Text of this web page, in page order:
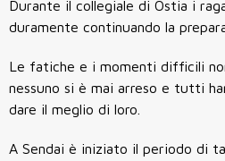
Durante il collegiale di Ostia i
duramente continuando la
Le fatiche e i momenti difficili
nessuno si è mai arreso e tutti
dare il meglio di loro.
A Sendai è iniziato il periodo di